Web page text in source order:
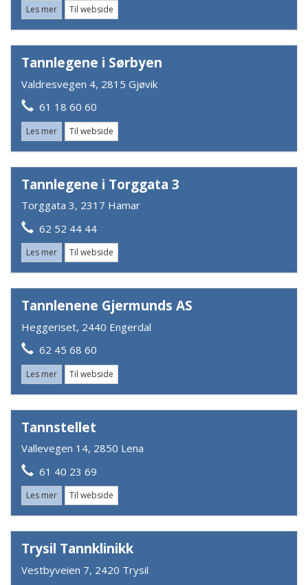
Les mer Til webside
Tannlegene i Sørbyen
Valdresvegen 4, 2815 Gjøvik
61 18 60 60
Les mer Til webside
Tannlegene i Torggata 3
Torggata 3, 2317 Hamar
62 52 44 44
Les mer Til webside
Tannlenene Gjermunds AS
Heggeriset, 2440 Engerdal
62 45 68 60
Les mer Til webside
Tannstellet
Vallevegen 14, 2850 Lena
61 40 23 69
Les mer Til webside
Trysil Tannklinikk
Vestbyveien 7, 2420 Trysil